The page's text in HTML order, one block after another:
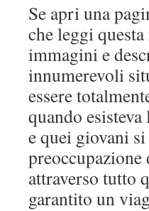
Se apri una
che leggi
immagini e
innumerevoli
essere
quando
e quei giovani
attraverso tutto
garantito un